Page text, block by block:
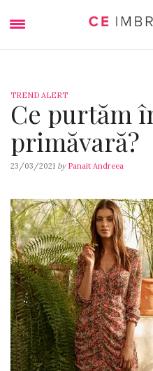
TREND ALERT
Ce purtăm
primăvară?
23/03/2021 by Panait Andreea